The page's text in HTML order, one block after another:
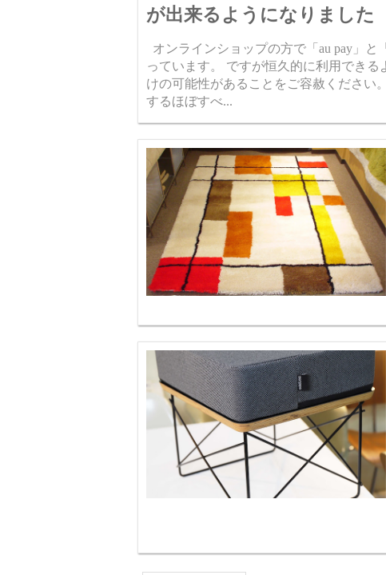
が出来るようになりました
オンラインショップの方で「au pay」
っています。 ですが恒久的に利用でき
けの可能性があることをご容赦ください
するほぼすべ...